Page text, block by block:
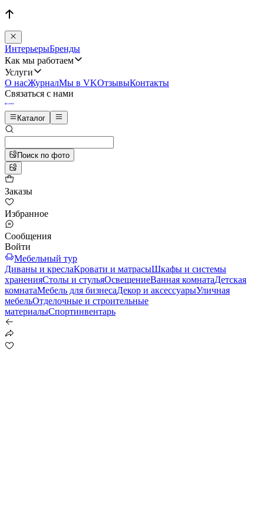
ИнтерьерыБренды
Как мы работаем
Услуги
О насЖурналМы в VKОтзывыКонтакты
Связаться с нами
Каталог
Поиск по фото
Заказы
Избранное
Сообщения
Войти
Мебельный тур
Диваны и креслаКровати и матрасыШкафы и системы
храненияСтолы и стульяОсвещениеВанная комнатаДетская
комнатаМебель для бизнесаДекор и аксессуарыУличная
мебельОтделочные и строительные
материалыСпортинвентарь